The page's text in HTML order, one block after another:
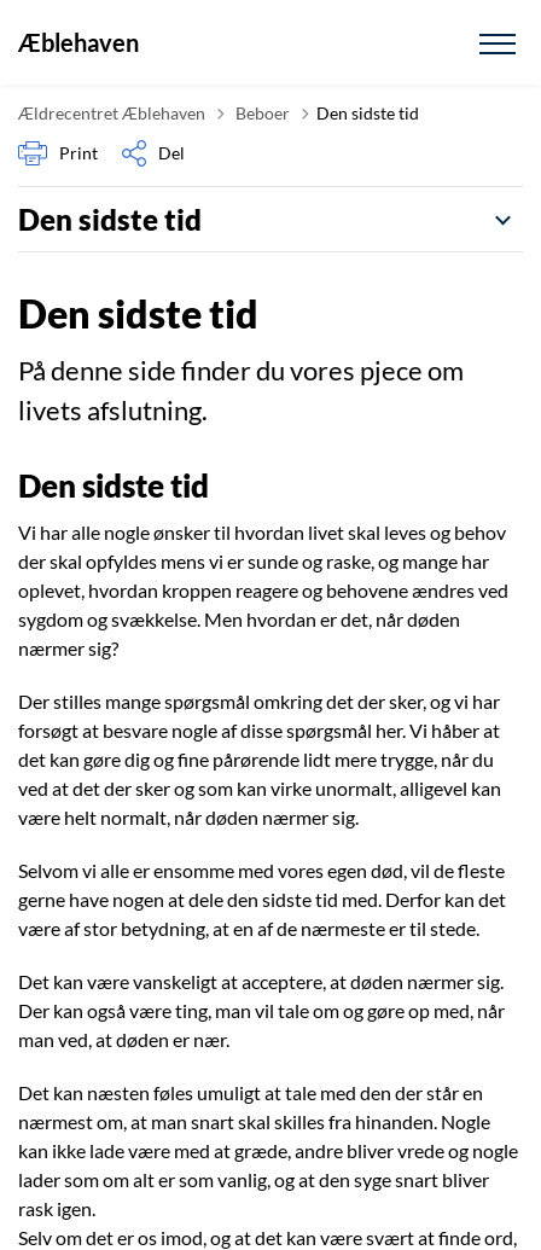
Æblehaven
Ældrecentret Æblehaven Tilbage til
Beboer
Den sidste tid
Print
Del
Den sidste tid
Den sidste tid
På denne side finder du vores pjece om
livets afslutning.
Den sidste tid
Vi har alle nogle ønsker til hvordan livet skal leves og behov
der skal opfyldes mens vi er sunde og raske, og mange har
oplevet, hvordan kroppen reagere og behovene ændres ved
sygdom og svækkelse. Men hvordan er det, når døden
nærmer sig?
Der stilles mange spørgsmål omkring det der sker, og vi har
forsøgt at besvare nogle af disse spørgsmål her. Vi håber at
det kan gøre dig og fine pårørende lidt mere trygge, når du
ved at det der sker og som kan virke unormalt, alligevel kan
være helt normalt, når døden nærmer sig.
Selvom vi alle er ensomme med vores egen død, vil de fleste
gerne have nogen at dele den sidste tid med. Derfor kan det
være af stor betydning, at en af de nærmeste er til stede.
Det kan være vanskeligt at acceptere, at døden nærmer sig.
Der kan også være ting, man vil tale om og gøre op med, når
man ved, at døden er nær.
Det kan næsten føles umuligt at tale med den der står en
nærmest om, at man snart skal skilles fra hinanden. Nogle
kan ikke lade være med at græde, andre bliver vrede og nogle
lader som om alt er som vanlig, og at den syge snart bliver
rask igen.
Selv om det er os imod, og at det kan være svært at finde ord,